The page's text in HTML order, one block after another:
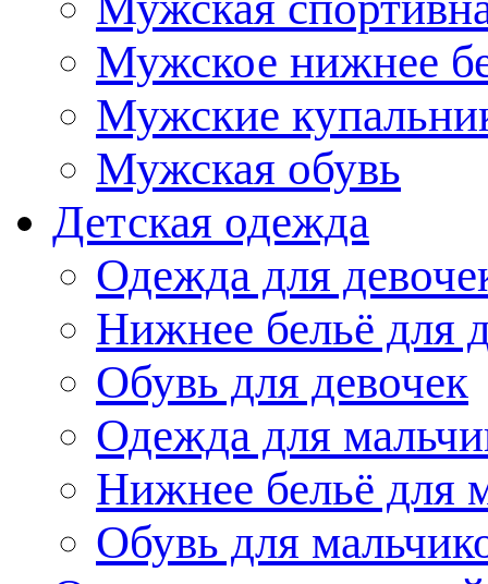
Мужское нижнее
Мужские
Мужская обувь
Детская одежда
Одежда для
Нижнее бельё для
Обувь для девочек
Одежда для
Нижнее бельё для
Обувь для